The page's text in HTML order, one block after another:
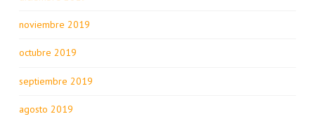
noviembre 2019
octubre 2019
septiembre 2019
agosto 2019